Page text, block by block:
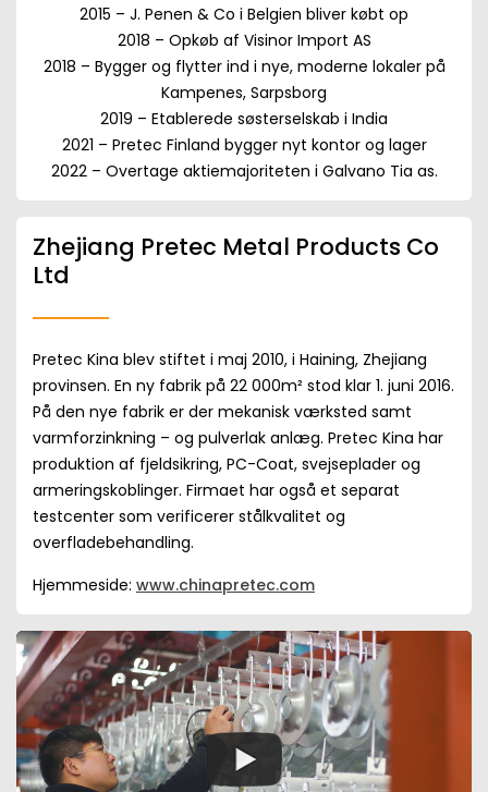
2015 – J. Penen & Co i Belgien bliver købt op
2018 – Opkøb af Visinor Import AS
2018 – Bygger og flytter ind i nye, moderne lokaler på
Kampenes, Sarpsborg
2019 – Etablerede søsterselskab i India
2021 – Pretec Finland bygger nyt kontor og lager
2022 – Overtage aktiemajoriteten i Galvano Tia as.
Zhejiang Pretec Metal Products Co
Ltd
Pretec Kina blev stiftet i maj 2010, i Haining, Zhejiang
provinsen. En ny fabrik på 22 000m² stod klar 1. juni 2016.
På den nye fabrik er der mekanisk værksted samt
varmforzinkning – og pulverlak anlæg. Pretec Kina har
produktion af fjeldsikring, PC-Coat, svejseplader og
armeringskoblinger. Firmaet har også et separat
testcenter som verificerer stålkvalitet og
overfladebehandling.
Hjemmeside: www.chinapretec.com